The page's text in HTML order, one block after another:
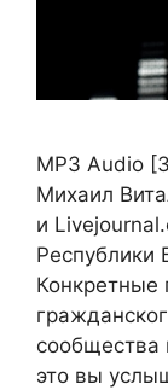
MP3 Audio
Михаил
и
Республики
сообщества
это вы